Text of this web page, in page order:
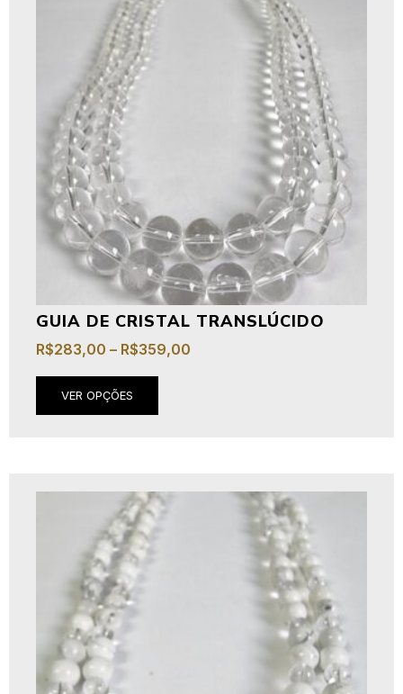
GUIA DE CRISTAL TRANSLÚCIDO
R$283,00 – R$359,00
VER OPÇÕES